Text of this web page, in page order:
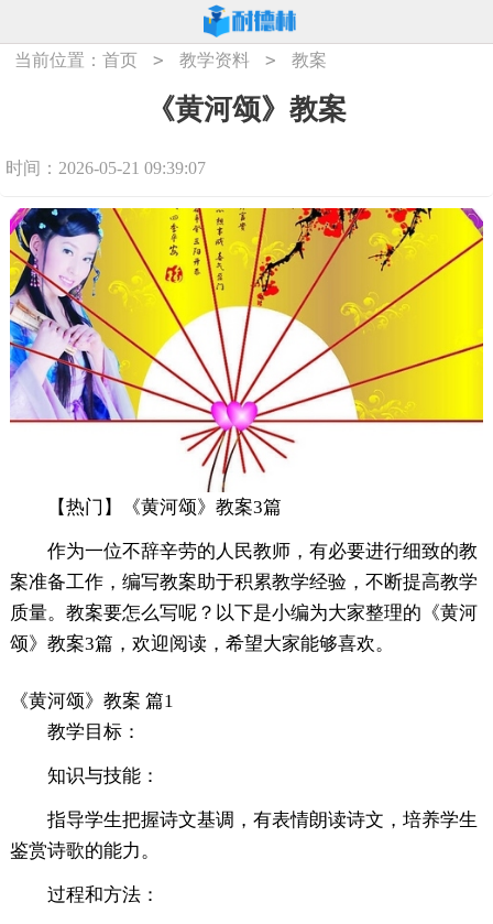
当前位置：首页 > 教学资料 > 教案
《黄河颂》教案
时间：2026-05-21 09:39:07
【热门】《黄河颂》教案3篇
作为一位不辞辛劳的人民教师，有必要进行细致的教
案准备工作，编写教案助于积累教学经验，不断提高教学
质量。教案要怎么写呢？以下是小编为大家整理的《黄河
颂》教案3篇，欢迎阅读，希望大家能够喜欢。
《黄河颂》教案 篇1
教学目标：
知识与技能：
指导学生把握诗文基调，有表情朗读诗文，培养学生
鉴赏诗歌的能力。
过程和方法：